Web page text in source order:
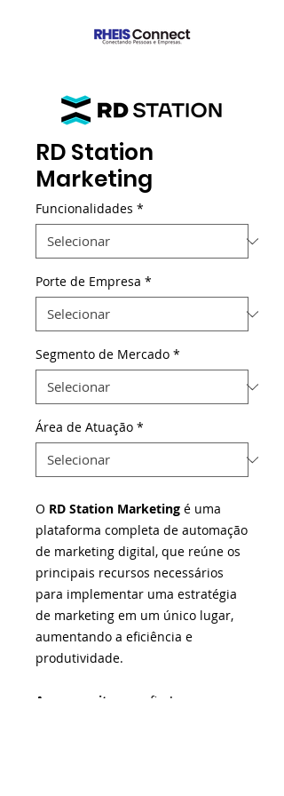
RD Station
Marketing
Funcionalidades *
Porte de Empresa *
Segmento de Mercado *
Área de Atuação *
O RD Station Marketing é uma
plataforma completa de automação
de marketing digital, que reúne os
principais recursos necessários
para implementar uma estratégia
de marketing em um único lugar,
aumentando a eficiência e
produtividade.
Acesse o site e confira!